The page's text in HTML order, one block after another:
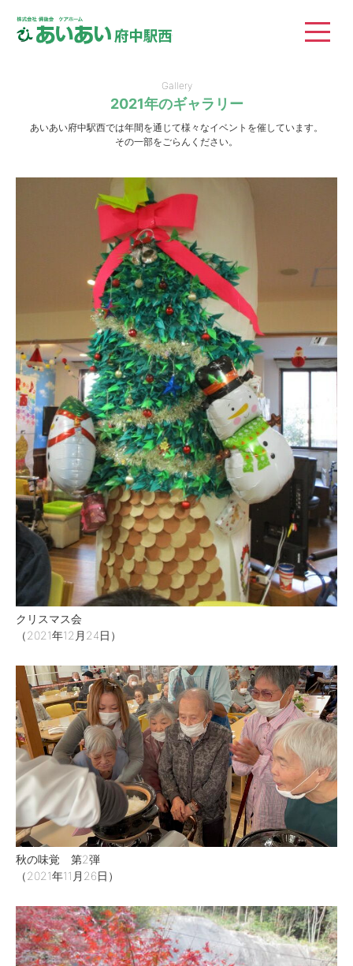
株式会社 備後会
Gallery
2021年のギャラリー
あいあい府中駅西では年間を通じて様々なイベントを催しています。
その一部をごらんください。
クリスマス会
（2021年12月24日）
秋の味覚 第2弾
（2021年11月26日）